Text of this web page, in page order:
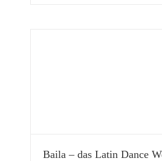
Baila – das Latin Dance